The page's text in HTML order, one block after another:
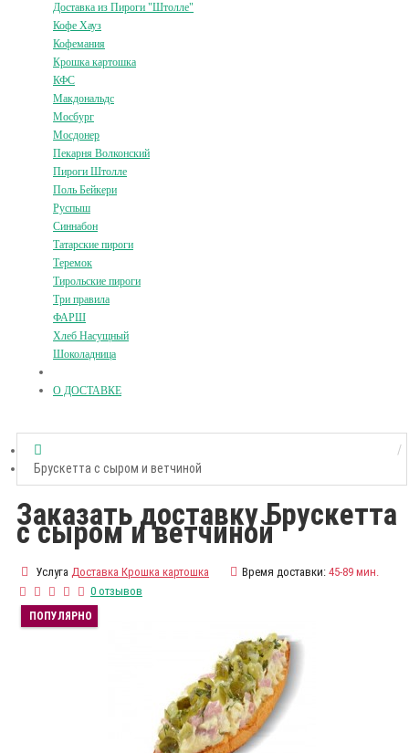
Доставка из Пироги "Штолле"
Кофе Хауз
Кофемания
Крошка картошка
КФС
Макдональдс
Мосбург
Мосдонер
Пекарня Волконский
Пироги Штолле
Поль Бейкери
Руспыш
Синнабон
Татарские пироги
Теремок
Тирольские пироги
Три правила
ФАРШ
Хлеб Насущный
Шоколадница
О ДОСТАВКЕ
Брускетта с сыром и ветчиной
Заказать доставку Брускетта
с сыром и ветчиной
Услуга Доставка Крошка картошка Время доставки: 45-89 мин.
0 отзывов
ПОПУЛЯРНО